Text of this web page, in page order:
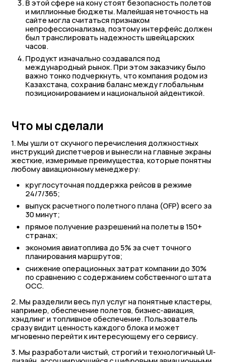
В этой сфере на кону стоят безопасность полетов
и миллионные бюджеты. Малейшая неточность на
сайте могла считаться признаком
непрофессионализма, поэтому интерфейс должен
был транслировать надежность швейцарских
часов.
Продукт изначально создавался под
международный рынок. При этом заказчику было
важно тонко подчеркнуть, что компания родом из
Казахстана, сохранив баланс между глобальным
позиционированием и национальной айдентикой.
Что мы сделали
1. Мы ушли от скучного перечисления должностных
инструкций диспетчеров и вынесли на главные экраны
жесткие, измеримые преимущества, которые понятны
любому авиационному менеджеру:
круглосуточная поддержка рейсов в режиме
24/7/365;
выпуск расчетного полетного плана (OFP) всего за
30 минут;
прямое получение разрешений на полеты в 150+
странах;
экономия авиатоплива до 5% за счет точного
планирования маршрутов;
снижение операционных затрат компании до 30%
по сравнению с содержанием собственного штата
OCC.
2. Мы разделили весь пул услуг на понятные кластеры,
например, обеспечение полетов, бизнес-авиация,
хэндлинг и топливное обеспечение. Пользователь
сразу видит ценность каждого блока и может
мгновенно перейти к интересующему его сервису.
3. Мы разработали чистый, строгий и технологичный UI-